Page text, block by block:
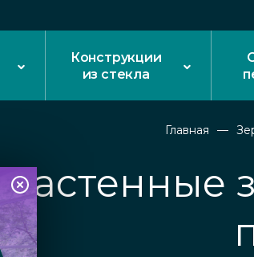
Конструкции
из стекла
Главная
Настенные